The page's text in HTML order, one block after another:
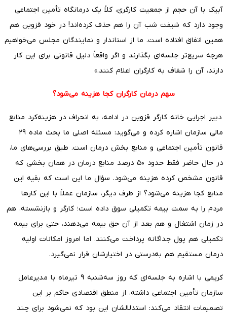
آبیک با آن حجم از جمعیت کارگری، کلاً یک درمانگاه تأمین اجتماعی
وجود دارد که شیفت شب آن را هم حذف کرده‌اند! در خود قزوین هم
همین اتفاق افتاده است. ما از استاندار و نمایندگان مجلس می‌خواهیم
هرچه سریع‌تر جلسه‌ای بگذارند و اگر واقعاً دلیل قانونی برای این کار
دارند، آن را شفاف به کارگران اعلام کنند.»
سهم درمان کارگران کجا هزینه می‌شود؟
دبیر اجرایی خانه کارگر قزوین در ادامه، به انحراف در هزینه‌کرد منابع
مالی سازمان اشاره کرده و می‌گوید: مسئله اصلی ما بحث ماده ۲۹
قانون تأمین اجتماعی و منابع بخش درمان است. طبق بررسی‌های ما،
در حال حاضر فقط حدود ۵۰ درصد منابع درمان در همان بخشی که
قانون مشخص کرده هزینه می‌شود. سؤال ما این است که بقیه این
منابع کجا هزینه می‌شود؟ از طرف دیگر، سازمان عملاً با این کارها
مردم را به سمت بیمه تکمیلی سوق داده است؛ کارگر و بازنشسته، هم
در زمان اشتغال و هم بعد از آن حق بیمه می‌دهند، حتی برای بیمه
تکمیلی هم پول جداگانه پرداخت می‌کنند، اما امروز امکانات اولیه
درمان مستقیم هم به‌درستی در اختیارشان قرار نمی‌گیرد.
کریمی با اشاره به جلسه‌ای که روز سه‌شنبه ۹ تیرماه با مدیرعامل
سازمان تأمین اجتماعی داشته، از منطق اقتصادی حاکم بر این
تصمیمات انتقاد می‌کند: استدلالشان این بود که نمی‌شود برای چند